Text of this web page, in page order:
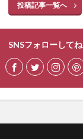
投稿記事一覧へ
SNSフォローしてね